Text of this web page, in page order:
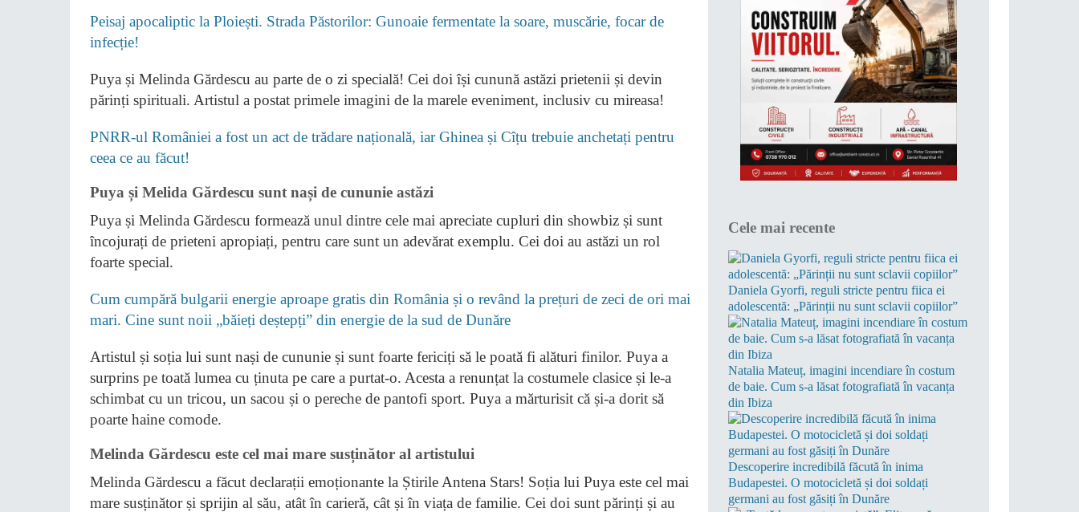
Peisaj apocaliptic la Ploiești. Strada Păstorilor: Gunoaie fermentate la soare, muscărie, focar de
infecție!
Puya și Melinda Gărdescu au parte de o zi specială! Cei doi își cunună astăzi prietenii și devin
părinți spirituali. Artistul a postat primele imagini de la marele eveniment, inclusiv cu mireasa!
PNRR-ul României a fost un act de trădare națională, iar Ghinea și Cîțu trebuie anchetați pentru
ceea ce au făcut!
Puya și Melida Gărdescu sunt nași de cununie astăzi
Puya și Melinda Gărdescu formează unul dintre cele mai apreciate cupluri din showbiz și sunt
încojurați de prieteni apropiați, pentru care sunt un adevărat exemplu. Cei doi au astăzi un rol
foarte special.
Cum cumpără bulgarii energie aproape gratis din România și o revând la prețuri de zeci de ori mai
mari. Cine sunt noii „băieți deștepți” din energie de la sud de Dunăre
Artistul și soția lui sunt nași de cununie și sunt foarte fericiți să le poată fi alături finilor. Puya a
surprins pe toată lumea cu ținuta pe care a purtat-o. Acesta a renunțat la costumele clasice și le-a
schimbat cu un tricou, un sacou și o pereche de pantofi sport. Puya a mărturisit că și-a dorit să
poarte haine comode.
Melinda Gărdescu este cel mai mare susținător al artistului
Melinda Gărdescu a făcut declarații emoționante la Știrile Antena Stars! Soția lui Puya este cel mai
mare susținător și sprijin al său, atât în carieră, cât și în viața de familie. Cei doi sunt părinți și au
Cele mai recente
Daniela Gyorfi, reguli stricte pentru fiica ei
adolescentă: „Părinții nu sunt sclavii copiilor”
Natalia Mateuț, imagini incendiare în costum
de baie. Cum s-a lăsat fotografiată în vacanța
din Ibiza
Descoperire incredibilă făcută în inima
Budapestei. O motocicletă și doi soldați
germani au fost găsiți în Dunăre